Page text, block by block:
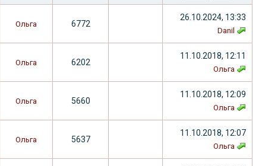
Ольга 6772
26.10.2024, 13:33
Danil
Ольга 6202
11.10.2018, 12:11
Ольга
Ольга 5660
11.10.2018, 12:09
Ольга
Ольга 5637
11.10.2018, 12:07
Ольга